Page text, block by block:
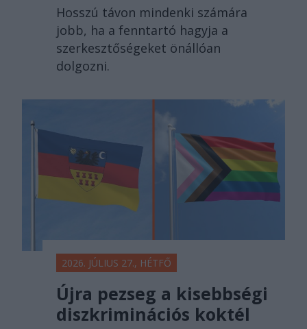
Hosszú távon mindenki számára
jobb, ha a fenntartó hagyja a
szerkesztőségeket önállóan
dolgozni.
2026. JÚLIUS 27., HÉTFŐ
Újra pezseg a kisebbségi
diszkriminációs koktél